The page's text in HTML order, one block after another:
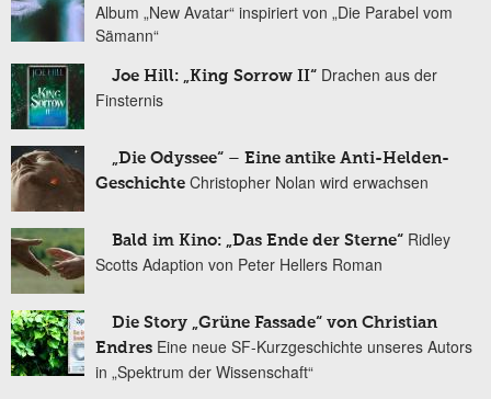
Album „New Avatar“ inspiriert von „Die Parabel vom
Sämann“
Joe Hill: „King Sorrow II“ Drachen aus der
Finsternis
„Die Odyssee“ – Eine antike Anti-Helden-
Geschichte Christopher Nolan wird erwachsen
Bald im Kino: „Das Ende der Sterne“ Ridley
Scotts Adaption von Peter Hellers Roman
Die Story „Grüne Fassade“ von Christian
Endres Eine neue SF-Kurzgeschichte unseres Autors
in „Spektrum der Wissenschaft“